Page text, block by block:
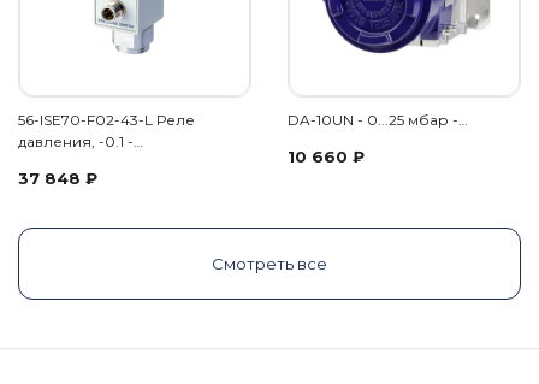
56-ISE70-F02-43-L Реле
давления, -0.1 -…
37 848 ₽
DA-10UN - 0...25 мбар -…
10 660 ₽
Смотреть все